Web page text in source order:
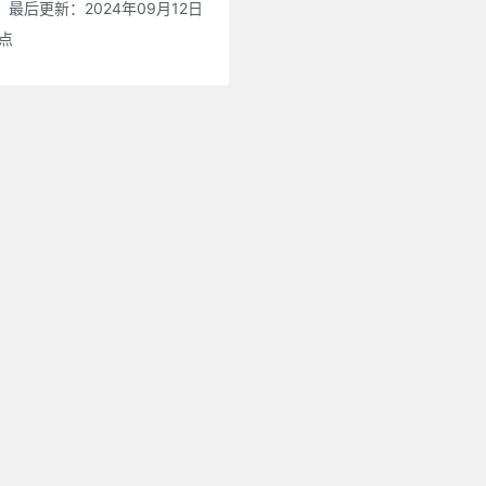
最后更新：2024年09月12日